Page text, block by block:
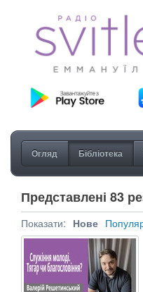
Огляд Бібліотека
Представлені 83
Показати: Нове